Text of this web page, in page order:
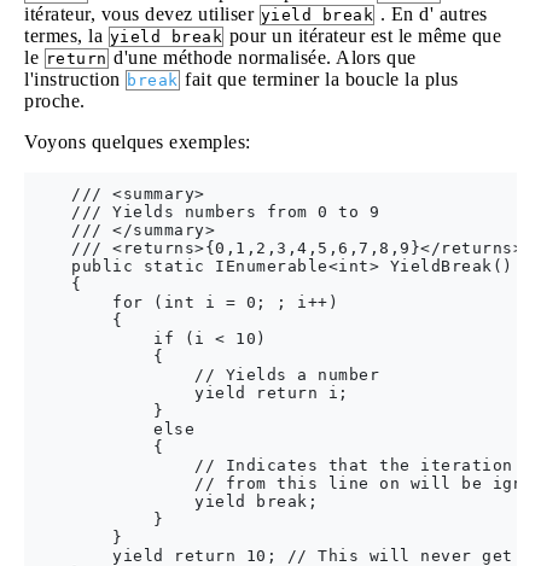
itérateur, vous devez utiliser yield break . En d' autres
termes, la yield break pour un itérateur est le même que
le return d'une méthode normalisée. Alors que
l'instruction break fait que terminer la boucle la plus
proche.
Voyons quelques exemples:
    /// <summary>
    /// Yields numbers from 0 to 9
    /// </summary>
    /// <returns>{0,1,2,3,4,5,6,7,8,9}</returns>
    public static IEnumerable<int> YieldBreak()
    {
        for (int i = 0; ; i++)
        {
            if (i < 10)
            {
                // Yields a number
                yield return i;
            }
            else
            {
// Indicates that the iteration
// from this line on will be
                yield break;
            }
        }
yield return 10; // This will never get